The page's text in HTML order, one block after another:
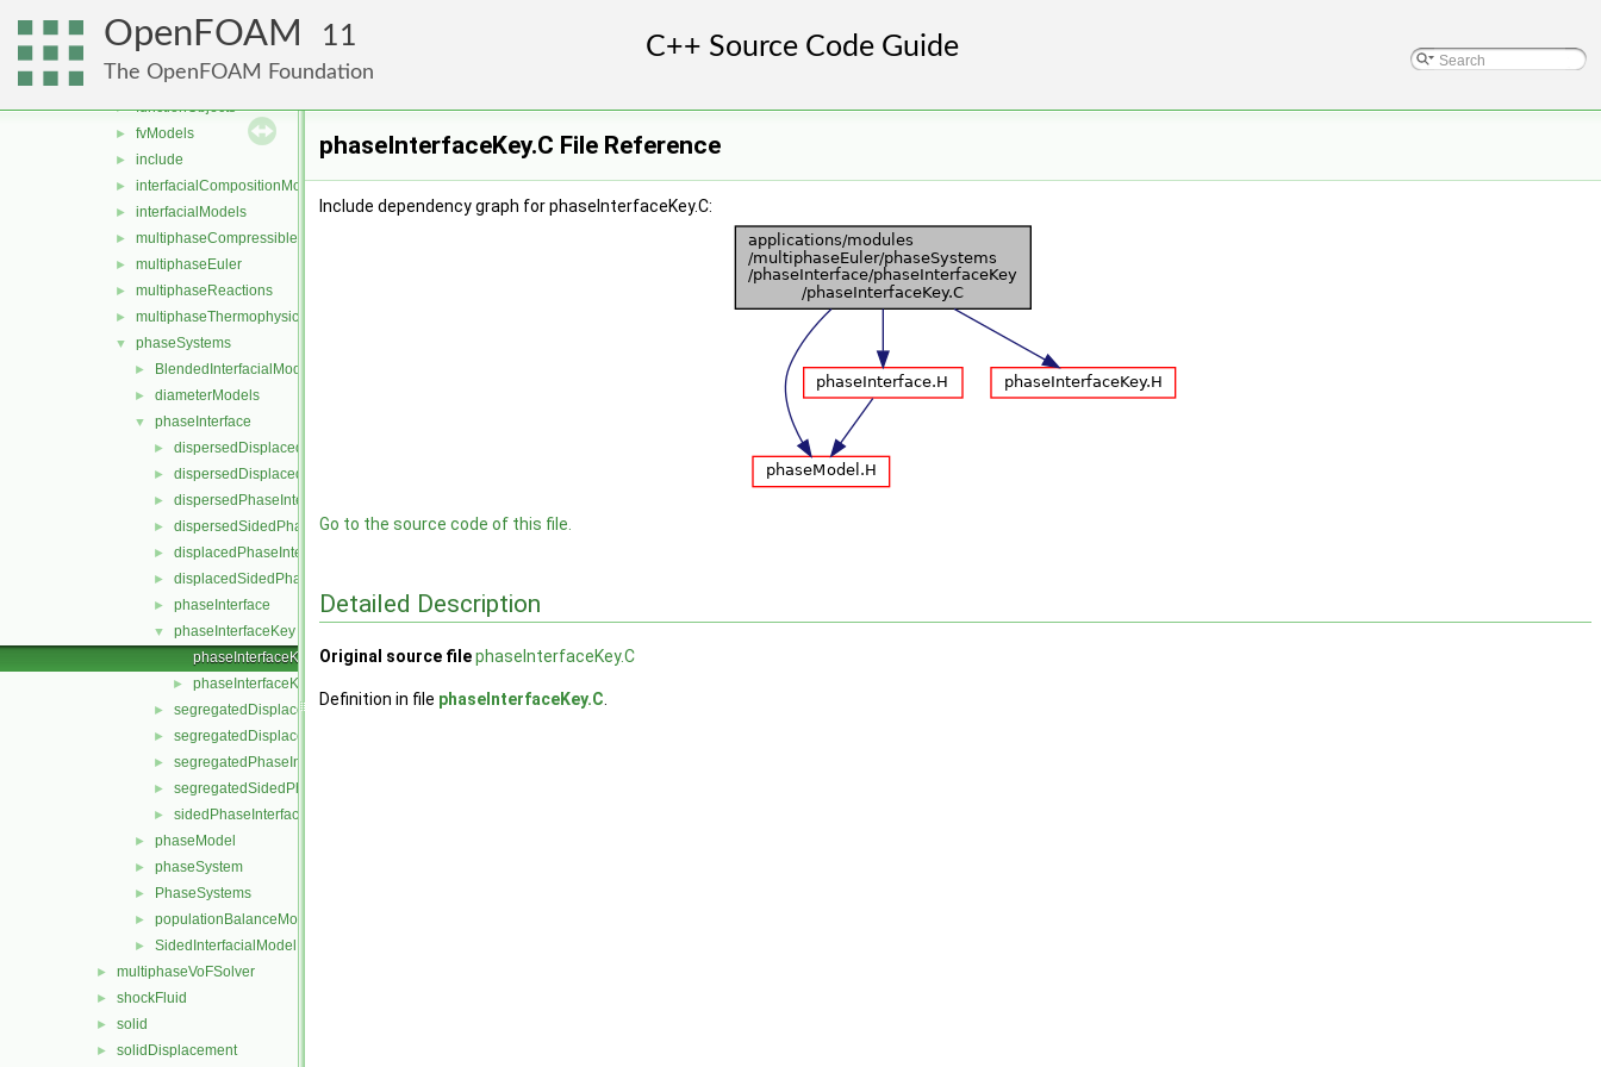
OpenFOAM 11
The OpenFOAM Foundation
► movingMesh
multicomponentFluid
multiphaseEuler
► functionObjects
► fvModels
► include
► interfacialCompositionModels
► interfacialModels
► multiphaseCompressibleMomentumTransportModels
► multiphaseEuler
► multiphaseReactions
► multiphaseThermophysicalTransportModels
▼ phaseSystems
► BlendedInterfacialModel
► diameterModels
▼ phaseInterface
► dispersedDisplacedPhaseInterface
► dispersedDisplacedSidedPhaseInterface
► dispersedPhaseInterface
► dispersedSidedPhaseInterface
► displacedPhaseInterface
► displacedSidedPhaseInterface
► phaseInterface
▼
phaseInterfaceKey
phaseInterfaceKey.C
► phaseInterfaceKey.H
► segregatedDisplacedPhaseInterface
► segregatedDisplacedSidedPhaseInterface
► segregatedPhaseInterface
► segregatedSidedPhaseInterface
► sidedPhaseInterface
► phaseModel
► phaseSystem
► PhaseSystems
► populationBalanceModel
► SidedInterfacialModel
► multiphaseVoFSolver
► shockFluid
► solid
► solidDisplacement
phaseInterfaceKey.C File Reference
Include dependency graph for phaseInterfaceKey.C:
Go to the source code of this file.
Detailed Description
Original source filephaseInterfaceKey.C
Definition in file phaseInterfaceKey.C